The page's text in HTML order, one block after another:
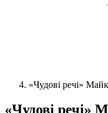
«Чудові речі»
«Чудові речі»